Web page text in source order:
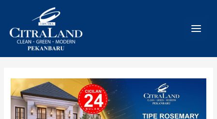
content